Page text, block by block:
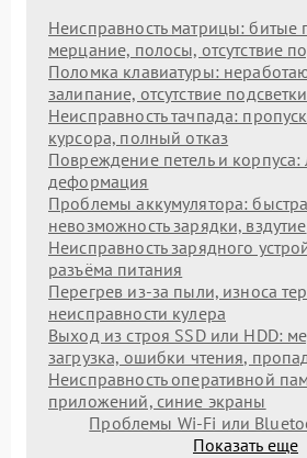
Неисправность матрицы: битые
мерцание, полосы, отсутствие
Поломка клавиатуры:
залипание, отсутствие подсветки
Неисправность тачпада:
курсора, полный отказ
Повреждение петель и
деформация
Проблемы аккумулятора:
невозможность зарядки, вздутие
Неисправность зарядного
разъёма питания
Перегрев из‑за пыли, износа
неисправности кулера
Выход из строя SSD или HDD:
загрузка, ошибки чтения,
Неисправность оперативной
приложений, синие экраны
Проблемы Wi‑Fi или
Показать еще